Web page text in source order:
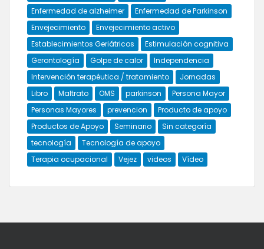
Enfermedad de alzheimer
Enfermedad de Parkinson
Envejecimiento
Envejecimiento activo
Establecimientos Geriátricos
Estimulación cognitiva
Gerontología
Golpe de calor
Independencia
Intervención terapéutica / tratamiento
Jornadas
Libro
Maltrato OMS parkinson
Persona Mayor
Personas Mayores
prevencion
Producto de apoyo
Productos de Apoyo
Seminario
Sin categoría
tecnología
Tecnología de apoyo
Terapia ocupacional
Vejez videos Vídeo